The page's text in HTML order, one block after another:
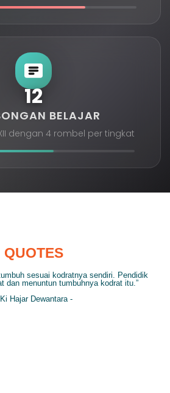
12
BELAJAR
dengan 4 rombel per tingkat
QUOTES
sesuai kodratnya sendiri. Pendidik
dan menuntun tumbuhnya kodrat itu.”
Hajar Dewantara -